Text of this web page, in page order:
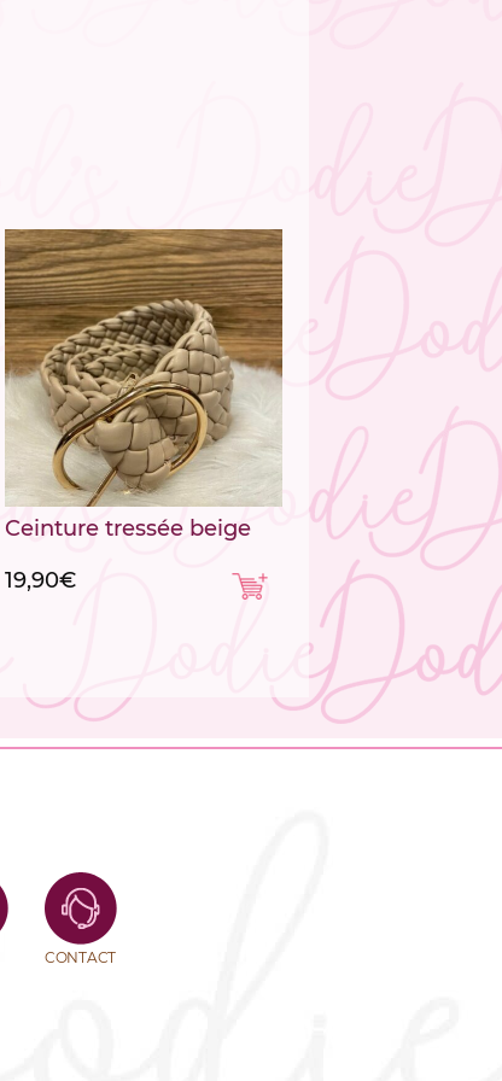
Ceinture tressée beige
19,90€
CONTACT